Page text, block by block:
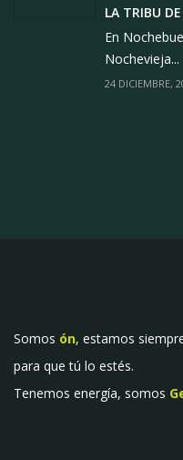
LA TRIBU
En
Nochevieja...
24 DICIEMBRE,
Somos ón, estamos
para que tú lo estés.
Tenemos energía, somos